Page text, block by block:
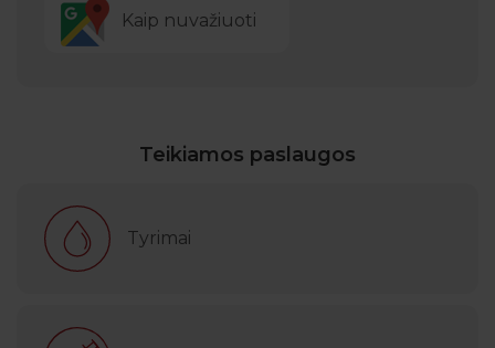
Kaip nuvažiuoti
Teikiamos paslaugos
Tyrimai